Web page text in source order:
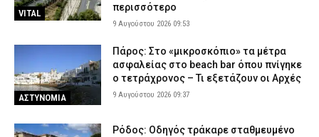
VITAL
περισσότερο
9 Αυγούστου 2026 09:53
ΑΣΤΥΝΟΜΙΑ
Πάρος: Στο «μικροσκόπιο» τα μέτρα
ασφαλείας στο beach bar όπου πνίγηκε
ο τετράχρονος – Τι εξετάζουν οι Αρχές
9 Αυγούστου 2026 09:37
Ρόδος: Οδηγός τράκαρε σταθμευμένο